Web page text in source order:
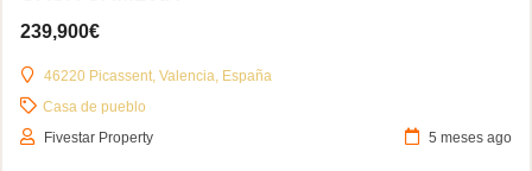
239,900€
46220 Picassent, Valencia, España
Casa de pueblo
Fivestar Property
5 meses ago